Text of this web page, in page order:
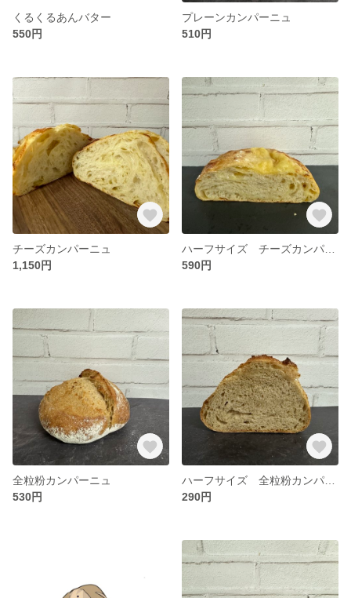
くるくるあんバター
550円
プレーンカンパーニュ
510円
チーズカンパーニュ
1,150円
590円
全粒粉カンパーニュ
530円
290円